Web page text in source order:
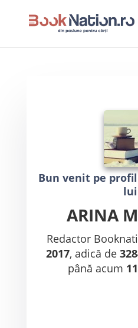
Bun venit pe
ARINA
Redactor
2017, adică de
până acum 11